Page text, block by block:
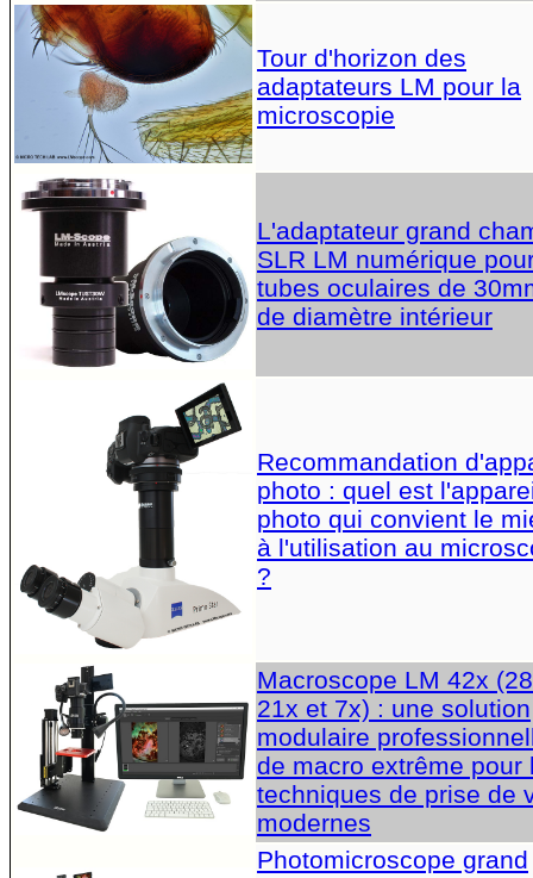
Tour d'horizon des
adaptateurs LM pour la
microscopie
L'adaptateur grand
SLR LM numérique
tubes oculaires de
de diamètre intérieur
Recommandation
photo : quel est
photo qui convient le
à l'utilisation au
?
Macroscope LM 42x
21x et 7x) : une solution
modulaire
de macro extrême pour
techniques de prise de
modernes
Photomicroscope grand